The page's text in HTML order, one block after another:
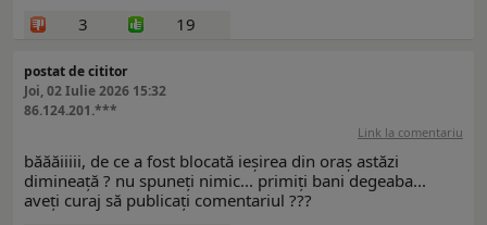
3
19
postat de cititor
Joi, 02 Iulie 2026 15:32
86.124.201.***
Link la comentariu
băăăiiiii, de ce a fost blocată ieșirea din oraș astăzi
dimineață ? nu spuneți nimic... primiți bani degeaba...
aveți curaj să publicați comentariul ???